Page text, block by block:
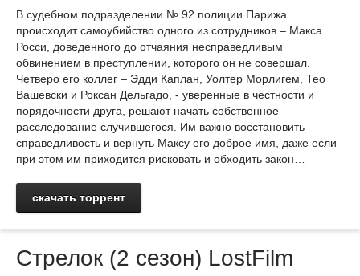
В судебном подразделении № 92 полиции Парижа
происходит самоубийство одного из сотрудников – Макса
Росси, доведенного до отчаяния несправедливым
обвинением в преступлении, которого он не совершал.
Четверо его коллег – Эдди Каплан, Уолтер Морлигем, Тео
Вашевски и Роксан Дельгадо, - уверенные в честности и
порядочности друга, решают начать собственное
расследование случившегося. Им важно восстановить
справедливость и вернуть Максу его доброе имя, даже если
при этом им приходится рисковать и обходить закон…
скачать торрент
Стрелок (2 сезон) LostFilm